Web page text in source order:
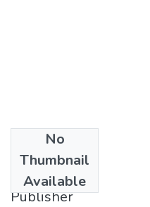
No
Thumbnail
Available
1972
Publisher